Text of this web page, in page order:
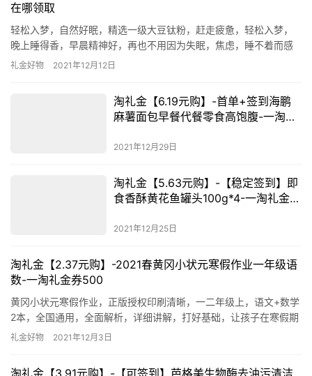
在哪领取
轻松入梦，自然好眠，精选一级大豆钛粉，赶走疲惫，轻松入梦，
晚上睡得香，早晨精神好，再也不用因为失眠，焦虑，睡不着而感
到烦恼，快给你身边失眠的朋友安排吧！！ 下单口令：
礼金好物 2021年12月12日
淘礼金【6.19元购】-首单+签到海鹏
麻薯面包早餐代餐零食高饱腹-一淘礼
2021年12月29日
淘礼金【5.63元购】-【稳定签到】即
食香酥黄花鱼罐头100g*4-一淘礼金券
2021年12月25日
淘礼金【2.37元购】-2021春黄冈小状元寒假作业一年级语
数-一淘礼金券500
黄冈小状元寒假作业，正版授权印刷清晰，一二年级上，语文+数学
2本，全国通用，全面解析，详细讲解，打好基础，让孩子在寒假期
间拉开距离，赢在起跑线上！ 下单口令：￥tjjJXB3I3Zy￥ 去淘宝
礼金好物 2021年12月3日